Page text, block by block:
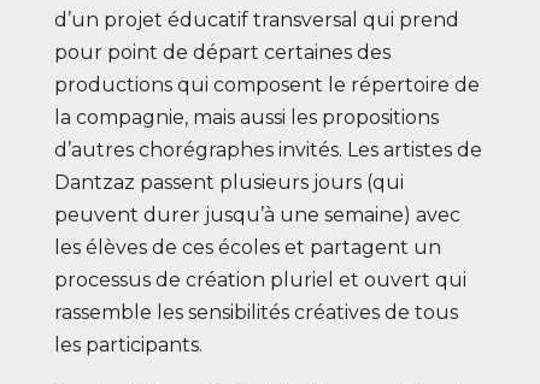
d’un projet éducatif transversal qui prend
pour point de départ certaines des
productions qui composent le répertoire de
la compagnie, mais aussi les propositions
d’autres chorégraphes invités. Les artistes de
Dantzaz passent plusieurs jours (qui
peuvent durer jusqu’à une semaine) avec
les élèves de ces écoles et partagent un
processus de création pluriel et ouvert qui
rassemble les sensibilités créatives de tous
les participants.